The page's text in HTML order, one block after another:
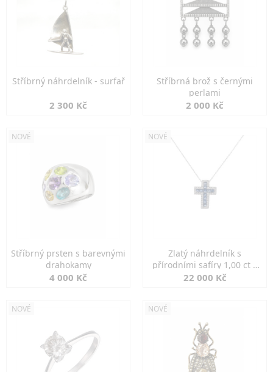
Stříbrný náhrdelník - surfař
2 300 Kč
Stříbrná brož s černými
perlami
2 000 Kč
NOVÉ
Stříbrný prsten s barevnými
drahokamy
4 000 Kč
NOVÉ
Zlatý náhrdelník s
přírodními safíry 1,00 ct a
diamanty
22 000 Kč
NOVÉ NOVÉ